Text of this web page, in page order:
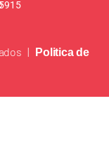
|
Politica de